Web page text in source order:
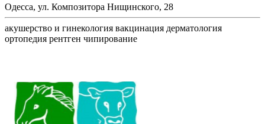
Одесса, ул. Композитора Нищинского, 28
акушерство и гинекология вакцинация дерматология
ортопедия рентген чипирование